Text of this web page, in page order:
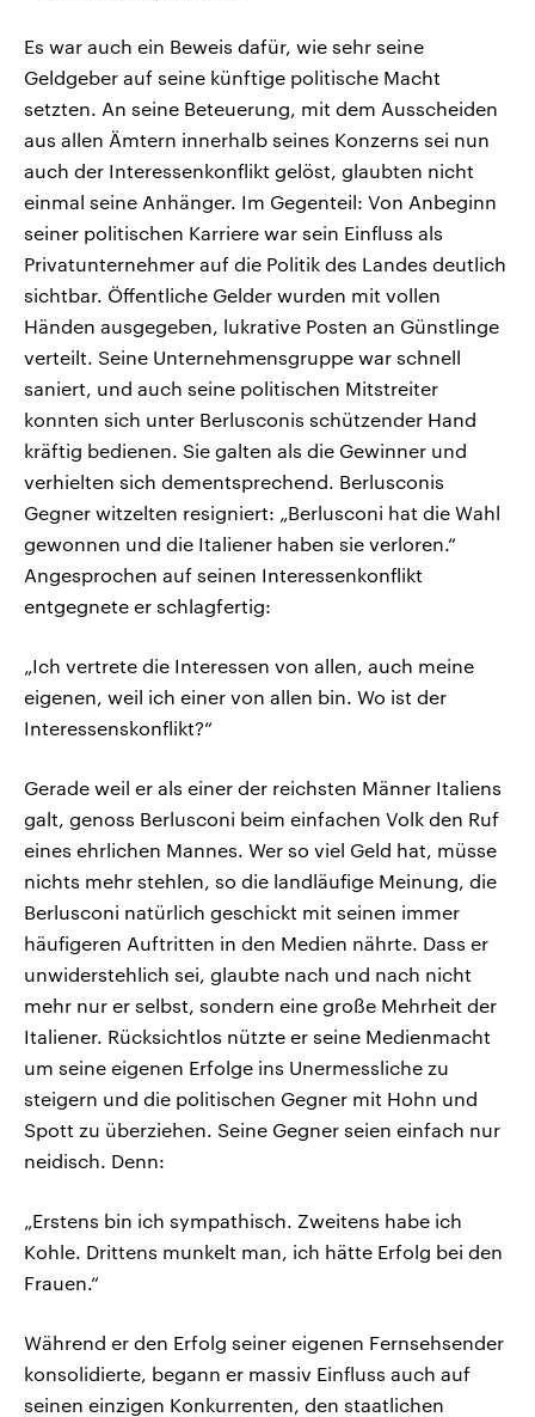
Es war auch ein Beweis dafür, wie sehr seine
Geldgeber auf seine künftige politische Macht
setzten. An seine Beteuerung, mit dem Ausscheiden
aus allen Ämtern innerhalb seines Konzerns sei nun
auch der Interessenkonflikt gelöst, glaubten nicht
einmal seine Anhänger. Im Gegenteil: Von Anbeginn
seiner politischen Karriere war sein Einfluss als
Privatunternehmer auf die Politik des Landes deutlich
sichtbar. Öffentliche Gelder wurden mit vollen
Händen ausgegeben, lukrative Posten an Günstlinge
verteilt. Seine Unternehmensgruppe war schnell
saniert, und auch seine politischen Mitstreiter
konnten sich unter Berlusconis schützender Hand
kräftig bedienen. Sie galten als die Gewinner und
verhielten sich dementsprechend. Berlusconis
Gegner witzelten resigniert: „Berlusconi hat die Wahl
gewonnen und die Italiener haben sie verloren.“
Angesprochen auf seinen Interessenkonflikt
entgegnete er schlagfertig:
„Ich vertrete die Interessen von allen, auch meine
eigenen, weil ich einer von allen bin. Wo ist der
Interessenskonflikt?“
Gerade weil er als einer der reichsten Männer Italiens
galt, genoss Berlusconi beim einfachen Volk den Ruf
eines ehrlichen Mannes. Wer so viel Geld hat, müsse
nichts mehr stehlen, so die landläufige Meinung, die
Berlusconi natürlich geschickt mit seinen immer
häufigeren Auftritten in den Medien nährte. Dass er
unwiderstehlich sei, glaubte nach und nach nicht
mehr nur er selbst, sondern eine große Mehrheit der
Italiener. Rücksichtlos nützte er seine Medienmacht
um seine eigenen Erfolge ins Unermessliche zu
steigern und die politischen Gegner mit Hohn und
Spott zu überziehen. Seine Gegner seien einfach nur
neidisch. Denn:
„Erstens bin ich sympathisch. Zweitens habe ich
Kohle. Drittens munkelt man, ich hätte Erfolg bei den
Frauen.“
Während er den Erfolg seiner eigenen Fernsehsender
konsolidierte, begann er massiv Einfluss auch auf
seinen einzigen Konkurrenten, den staatlichen